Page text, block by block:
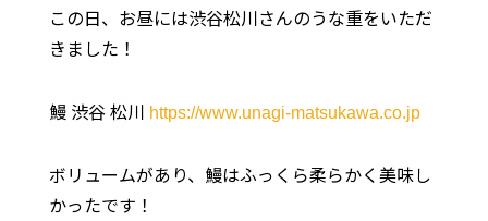
この日、お昼には渋谷松川さんのうな重をいただ
きました！
鰻 渋谷 松川 https://www.unagi-matsukawa.co.jp
ボリュームがあり、鰻はふっくら柔らかく美味し
かったです！